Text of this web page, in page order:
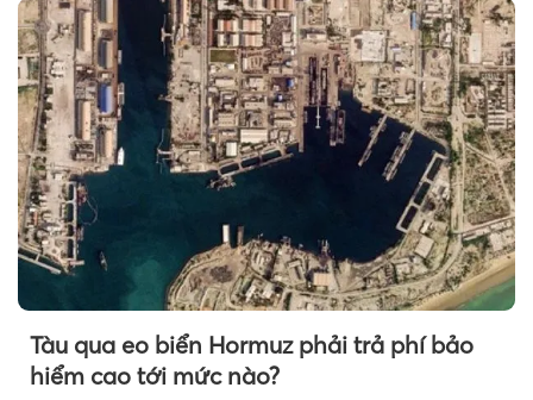
Tàu qua eo biển Hormuz phải trả phí bảo
hiểm cao tới mức nào?